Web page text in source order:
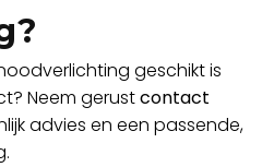
geschikt is
Neem gerustcontact
advies en een passende,